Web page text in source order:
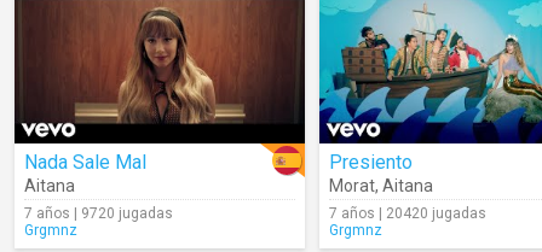
Nada Sale Mal
Aitana
7 años | 9720 jugadas
Grgmnz
Presiento
Morat, Aitana
7 años | 20420 jugadas
Grgmnz